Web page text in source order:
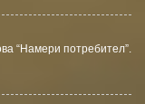
“Намери потребител”.